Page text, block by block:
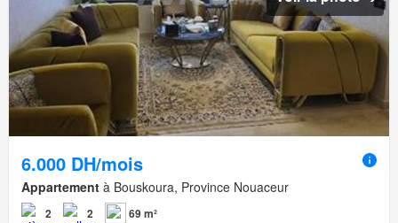
6.000 DH/mois
Appartement à Bouskoura, Province Nouaceur
2 2
69 m²